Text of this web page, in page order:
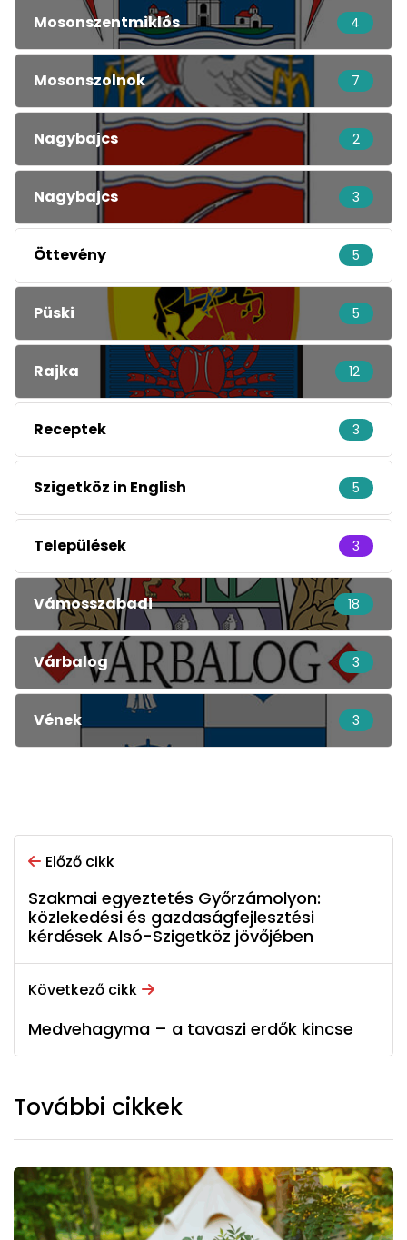
Mosonszentmiklós 4
Mosonszolnok 7
Nagybajcs 2
Nagybajcs 3
Öttevény 5
Püski 5
Rajka 12
Receptek 3
Szigetköz in English 5
Települések 3
Vámosszabadi 18
Várbalog 3
Vének 3
Előző cikk
Szakmai egyeztetés Győrzámolyon:
közlekedési és gazdaságfejlesztési
kérdések Alsó-Szigetköz jövőjében
Következő cikk
Medvehagyma – a tavaszi erdők kincse
További cikkek